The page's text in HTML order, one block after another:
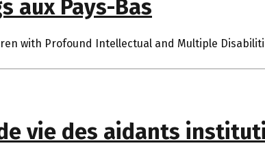
aux Pays-Bas
with Profound Intellectual and Multiple
vie des aidants